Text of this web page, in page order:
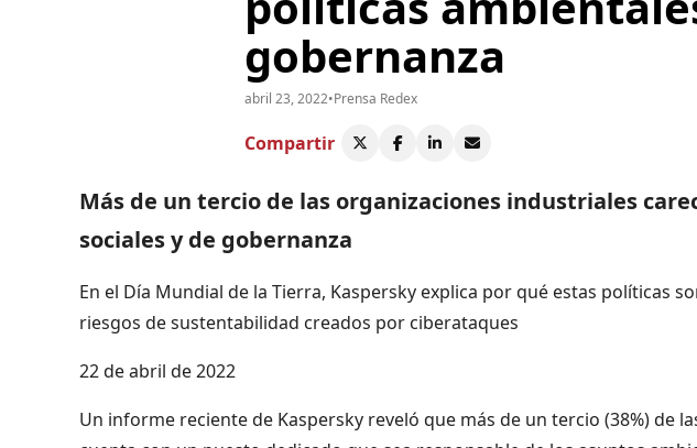
gobernanza
abril 23, 2022•Prensa Redex
Compartir
Más de un tercio de las organizaciones industriales
sociales y de gobernanza
En el Día Mundial de la Tierra, Kaspersky explica por qué estas políticas
riesgos de sustentabilidad creados por ciberataques
22 de abril de 2022
Un informe reciente de Kaspersky reveló que más de un tercio (38%) de